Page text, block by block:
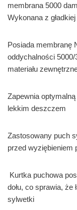
membrana 5000
Wykonana z
Posiada membranę
oddychalności
materiału
Zapewnia
lekkim deszczem
Zastosowany puch
przed wyziębieniem
Kurtka puchowa
dołu, co sprawia, że
sylwetki